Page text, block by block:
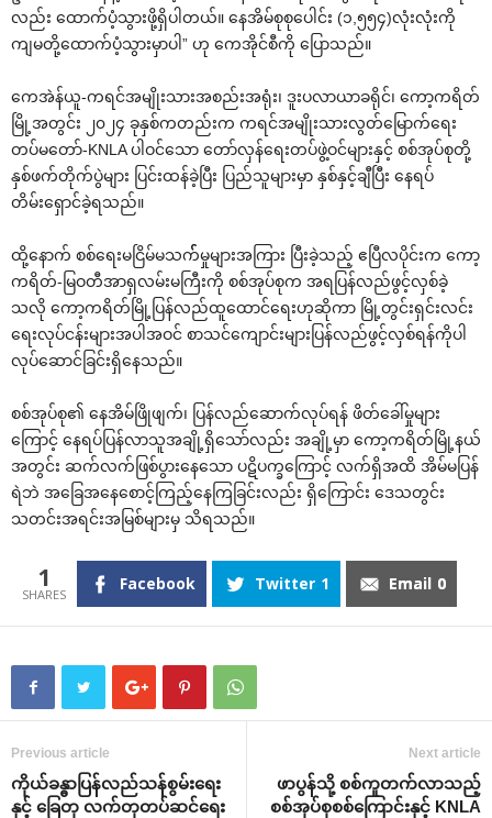
လည်း ထောက်ပံ့သွားဖို့ရှိပါတယ်။ နေအိမ်စုစုပေါင်း (၁,၅၅၄)လုံးလုံးကို
ကျမတို့ထောက်ပံ့သွားမှာပါ” ဟု ကေအိုင်စီကို ပြောသည်။
ကေအဲန်ယူ-ကရင်အမျိုးသားအစည်းအရုံး၊ ဒူးပလာယာခရိုင်၊ ကော့ကရိတ်
မြို့အတွင်း ၂၀၂၄ ခုနှစ်ကတည်းက ကရင်အမျိုးသားလွတ်မြောက်ရေး
တပ်မတော်-KNLA ပါဝင်သော တော်လှန်ရေးတပ်ဖွဲ့ဝင်များနှင့် စစ်အုပ်စုတို့
နှစ်ဖက်တိုက်ပွဲများ ပြင်းထန်ခဲ့ပြီး ပြည်သူများမှာ နှစ်နှင့်ချီပြီး နေရပ်
တိမ်းရှောင်ခဲ့ရသည်။
ထို့နောက် စစ်ရေးမငြိမ်မသက််မှုများအကြား ပြီးခဲ့သည့် ဧပြီလပိုင်းက ကော့
ကရိတ်-မြဝတီအာရှလမ်းမကြီးကို စစ်အုပ်စုက အရပြန်လည်ဖွင့်လှစ်ခဲ့
သလို ကော့ကရိတ်မြို့ပြန်လည်ထူထောင်ရေးဟုဆိုကာ မြို့တွင်းရှင်းလင်း
ရေးလုပ်ငန်းများအပါအဝင် စာသင်ကျောင်းများပြန်လည်ဖွင့်လှစ်ရန်ကိုပါ
လုပ်ဆောင်ခြင်းရှိနေသည်။
စစ်အုပ်စု၏ နေအိမ်ဖြိုဖျက်၊ ပြန်လည်ဆောက်လုပ်ရန် ဖိတ်ခေါ်မှုများ
ကြောင့် နေရပ်ပြန်လာသူအချို့ရှိသော်လည်း အချို့မှာ ကော့ကရိတ်မြို့နယ်
အတွင်း ဆက်လက်ဖြစ်ပွားနေသော ပဋိပက္ခကြောင့် လက်ရှိအထိ အိမ်မပြန်
ရဲဘဲ အခြေအနေစောင့်ကြည့်နေကြခြင်းလည်း ရှိကြောင်း ဒေသတွင်း
သတင်းအရင်းအမြစ်များမှ သိရသည်။
1 Facebook Twitter 1 Email 0
Previous article
ကိုယ်ခန္ဓာပြန်လည်သန်စွမ်းရေး
နှင့် ခြေတု လက်တုတပ်ဆင်ရေး
Next article
ဖာပွန်သို့ စစ်ကူတက်လာသည့်
စစ်အုပ်စုစစ်ကြောင်းနှင့် KNLA